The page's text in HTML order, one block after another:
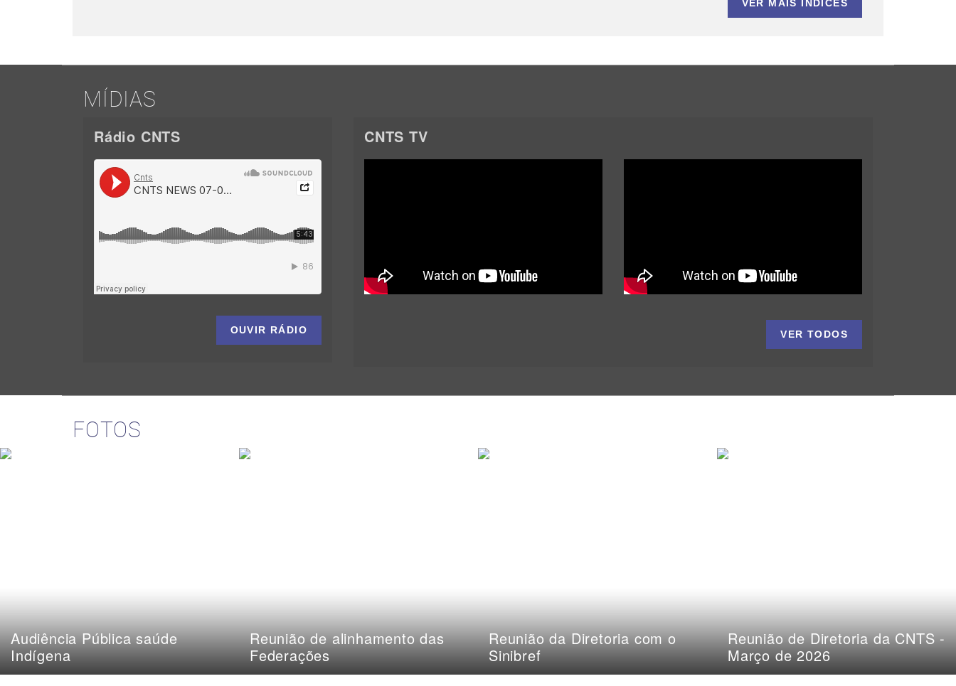
VER MAIS ÍNDICES
MÍDIAS
Rádio CNTS
OUVIR RÁDIO
CNTS TV
VER TODOS
FOTOS
Audiência Pública saúde
Indígena
Reunião de alinhamento das
Federações
Reunião da Diretoria com o
Sinibref
Reunião de Diretoria da CNTS -
Março de 2026